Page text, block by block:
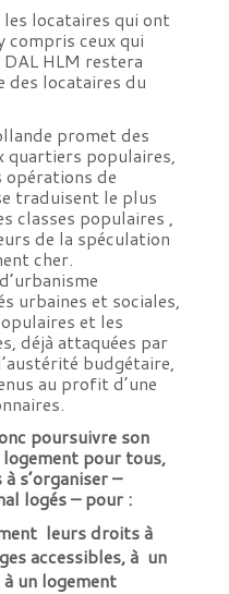
locataires qui ont
compris ceux qui
HLM restera
des locataires du
promet des
quartiers populaires,
opérations de
traduisent le plus
classes populaires ,
de la spéculation
cher.
urbaines et sociales,
et les
déjà attaquées par
budgétaire,
au profit d’une
poursuivre son
pour tous,
s’organiser –
logés – pour :
leurs droits à
accessibles, à un
un logement